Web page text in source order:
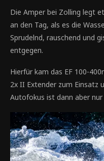
Die Amper bei Zolling legt
an den Tag, als es die
Sprudelnd, rauschend und
entgegen.
Hierfür kam das EF 100-
2x II Extender zum Einsatz
Autofokus ist dann aber